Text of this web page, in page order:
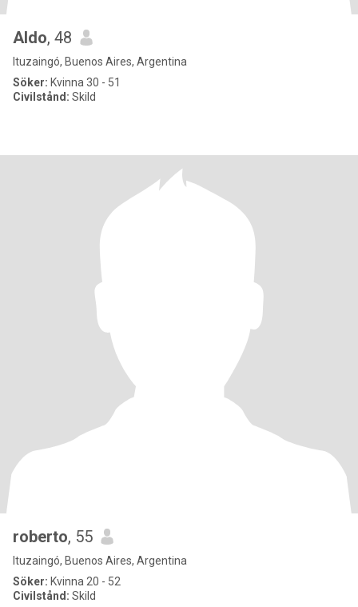
Aldo, 48
Ituzaingó, Buenos Aires, Argentina
Söker: Kvinna 30 - 51
Civilstånd: Skild
roberto, 55
Ituzaingó, Buenos Aires, Argentina
Söker: Kvinna 20 - 52
Civilstånd: Skild